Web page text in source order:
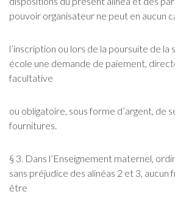
pouvoir organisateur ne peut en aucun
l’inscription ou lors de la poursuite de la
école une demande de paiement,
facultative
ou obligatoire, sous forme d’argent, de
fournitures.
§ 3. Dans l’Enseignement maternel,
sans préjudice des alinéas 2 et 3, aucun
être